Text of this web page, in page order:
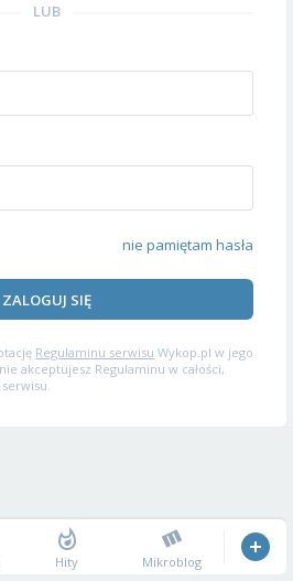
LUB
nie pamiętam hasła
ZALOGUJ SIĘ
Regulaminu serwisu Wykop.pl w jego
akceptujesz Regulaminu w całości,
Hity Mikroblog